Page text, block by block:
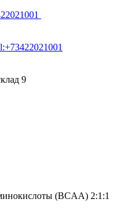
9
(BCAA) 2:1:1